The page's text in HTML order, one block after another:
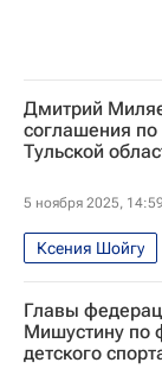
Дмитрий
соглашения по
Тульской
5 ноября 2025, 14:59
Ксения Шойгу
Тульская
Дмитрий
Главы
Мишустину по
детского